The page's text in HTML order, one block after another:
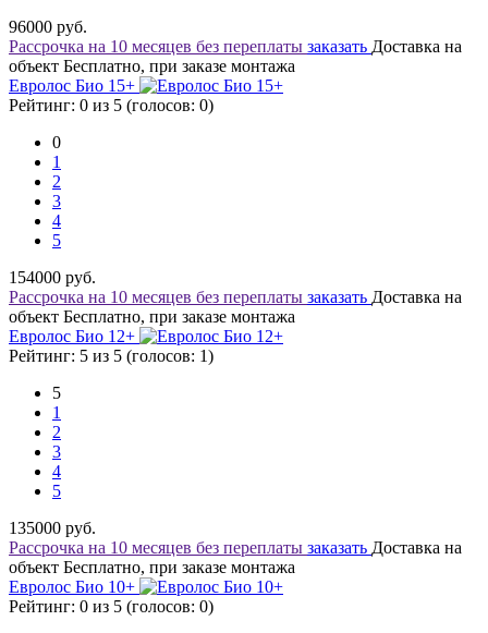
96000 руб.
Рассрочка на 10 месяцев без переплаты заказать Доставка на
объект Бесплатно, при заказе монтажа
Евролос Био 15+
Рейтинг: 0 из 5 (голосов: 0)
0
1
2
3
4
5
154000 руб.
Рассрочка на 10 месяцев без переплаты заказать Доставка на
объект Бесплатно, при заказе монтажа
Евролос Био 12+
Рейтинг: 5 из 5 (голосов: 1)
5
1
2
3
4
5
135000 руб.
Рассрочка на 10 месяцев без переплаты заказать Доставка на
объект Бесплатно, при заказе монтажа
Евролос Био 10+
Рейтинг: 0 из 5 (голосов: 0)